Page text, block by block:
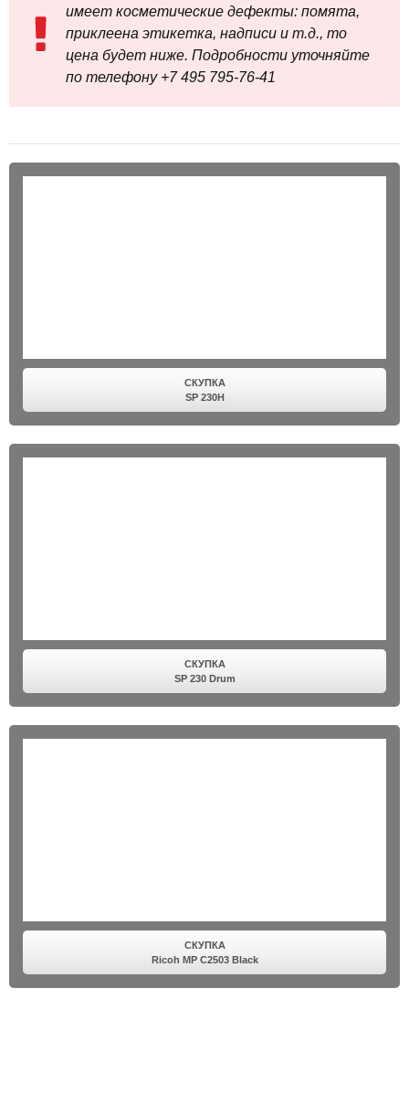
имеет косметические дефекты: помята,
приклеена этикетка, надписи и т.д., то
цена будет ниже. Подробности уточняйте
по телефону +7 495 795‑76-41
СКУПКА
SP 230H
СКУПКА
SP 230 Drum
СКУПКА
Ricoh MP C2503 Black